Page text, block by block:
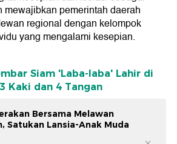
mewajibkan pemerintah daerah
regional dengan kelompok
yang mengalami kesepian.
Siam 'Laba-laba' Lahir di
Kaki dan 4 Tangan
Bersama Melawan
Satukan Lansia-Anak Muda